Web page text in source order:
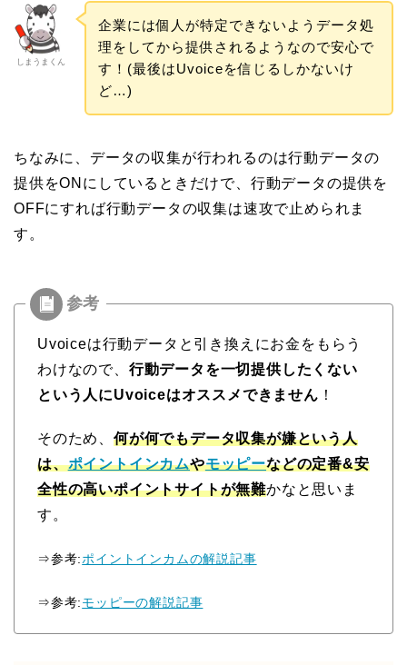
しまうまくん
企業には個人が特定できないようデータ処
理をしてから提供されるようなので安心で
す！(最後はUvoiceを信じるしかないけ
ど…)
ちなみに、データの収集が行われるのは行動データの
提供をONにしているときだけで、行動データの提供を
OFFにすれば行動データの収集は速攻で止められま
す。
Uvoiceは行動データと引き換えにお金をもらう
わけなので、 行動データを一切提供したくない
という人にUvoiceはオススメできません ！
そのため、 何が何でもデータ収集が嫌という人
は、ポイントインカムやモッピーなどの定番&安
全性の高いポイントサイトが無難かなと思いま
す。
⇒参考:ポイントインカムの解説記事
⇒参考:モッピーの解説記事